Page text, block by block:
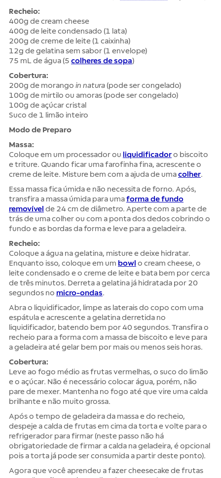
Recheio:
400g de cream cheese
400g de leite condensado (1 lata)
200g de creme de leite (1 caixinha)
12g de gelatina sem sabor (1 envelope)
75 mL de água (5 colheres de sopa)
Cobertura:
200g de morango in natura (pode ser congelado)
100g de mirtilo ou amoras (pode ser congelado)
100g de açúcar cristal
Suco de 1 limão inteiro
Modo de Preparo
Massa:
Coloque em um processador ou liquidificadoro biscoito
e triture. Quando ficar uma farofinha fina, acrescente o
creme de leite. Misture bem com a ajuda de umacolher.
Essa massa fica úmida e não necessita de forno. Após,
transfira a massa úmida para umaforma de fundo
removível de 24 cm de diâmetro. Aperte com a parte de
trás de uma colher ou com a ponta dos dedos cobrindo o
fundo e as bordas da forma e leve para a geladeira.
Recheio:
Coloque a água na gelatina, misture e deixe hidratar.
Enquanto isso, coloque em um bowl o cream cheese, o
leite condensado e o creme de leite e bata bem por cerca
de três minutos. Derreta a gelatina já hidratada por 20
segundos no micro-ondas.
Abra o liquidificador, limpe as laterais do copo com uma
espátula e acrescente a gelatina derretida no
liquidificador, batendo bem por 40 segundos. Transfira o
recheio para a forma com a massa de biscoito e leve para
a geladeira até gelar bem por mais ou menos seis horas.
Cobertura:
Leve ao fogo médio as frutas vermelhas, o suco do limão
e o açúcar. Não é necessário colocar água, porém, não
pare de mexer. Mantenha no fogo até que vire uma calda
brilhante e não muito grossa.
Após o tempo de geladeira da massa e do recheio,
despeje a calda de frutas em cima da torta e volte para o
refrigerador para firmar (neste passo não há
obrigatoriedade de firmar a calda na geladeira, é opcional
pois a torta já pode ser consumida a partir deste ponto).
Agora que você aprendeu a fazer cheesecake de frutas